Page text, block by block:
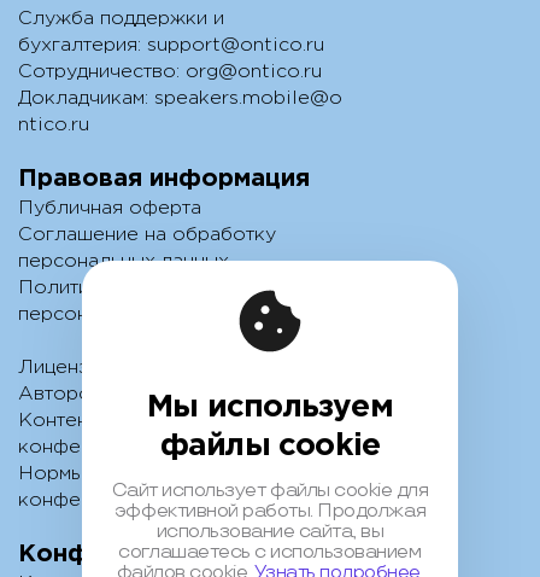
Служба поддержки и
бухгалтерия: support@ontico.ru
Сотрудничество: org@ontico.ru
Докладчикам: speakers.mobile@o
ntico.ru
Конференции
Правовая информация
Публичная оферта
Соглашение на обработку
персональных данных
Политика обработки
персональных данных
Лицензионный договор с
Автором
Контентная политика
конференции
Нормы поведения для
конференции
Мы используем
файлы cookie
Сайт использует файлы cookie для
эффективной работы. Продолжая
использование сайта, вы
соглашаетесь с использованием